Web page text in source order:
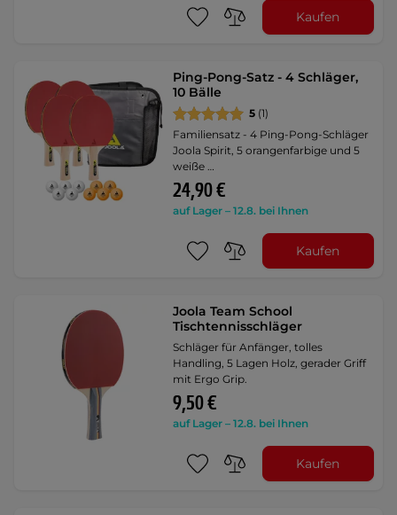
Kaufen
Ping-Pong-Satz - 4 Schläger,
10 Bälle
5 (1)
Familiensatz - 4 Ping-Pong-Schläger
Joola Spirit, 5 orangenfarbige und 5
weiße …
24,90 €
auf Lager – 12.8. bei Ihnen
Kaufen
Joola Team School
Tischtennisschläger
Schläger für Anfänger, tolles
Handling, 5 Lagen Holz, gerader Griff
mit Ergo Grip.
9,50 €
auf Lager – 12.8. bei Ihnen
Kaufen